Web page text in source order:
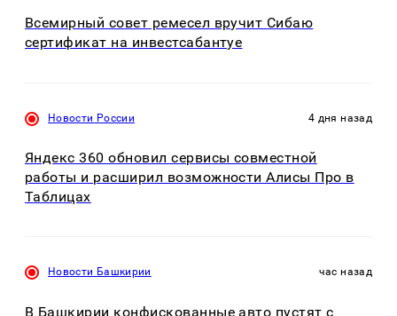
Всемирный совет ремесел вручит Сибаю
сертификат на инвестсабантуе
Новости России 4 дня назад
Яндекс 360 обновил сервисы совместной
работы и расширил возможности Алисы Про в
Таблицах
Новости Башкирии час назад
В Башкирии конфискованные авто пустят с